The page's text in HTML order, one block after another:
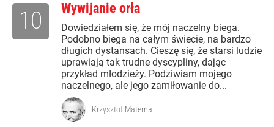
Wywijanie orła
Dowiedziałem się, że mój naczelny biega.
Podobno biega na całym świecie, na bardzo
długich dystansach. Cieszę się, że starsi ludzie
uprawiają tak trudne dyscypliny, dając
przykład młodzieży. Podziwiam mojego
naczelnego, ale jego zamiłowanie do...
10
Krzysztof Materna